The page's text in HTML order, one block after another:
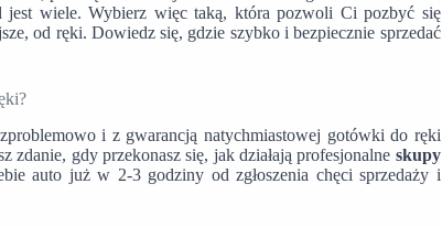
jest wiele. Wybierz więc taką, która pozwoli Ci pozbyć się
od ręki. Dowiedz się, gdzie szybko i bezpiecznie sprzedać
i z gwarancją natychmiastowej gotówki do ręki
gdy przekonasz się, jak działają profesjonalne skupy
auto już w 2-3 godziny od zgłoszenia chęci sprzedaży i